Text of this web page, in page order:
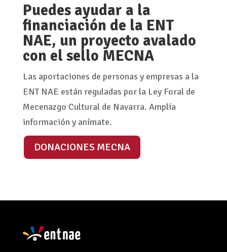
Puedes ayudar a la
financiación de la ENT
NAE, un proyecto avalado
con el sello MECNA
Las aportaciones de personas y empresas a la
ENT NAE están reguladas por la Ley Foral de
Mecenazgo Cultural de Navarra. Amplía
información y anímate.
DONACIONES MECNA